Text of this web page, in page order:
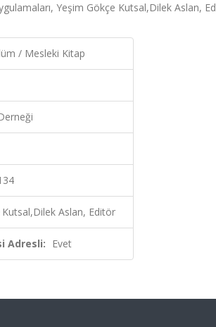
Yeşim Gökçe Kutsal,Dilek
/ Mesleki Kitap
Aslan, Editör
Adresli: Evet